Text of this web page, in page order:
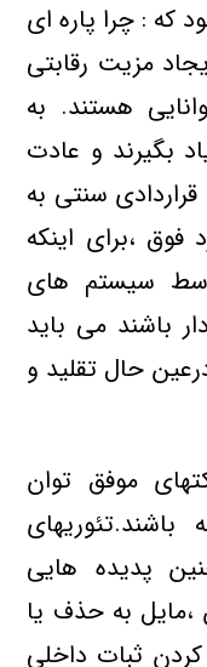
که : چرا پاره ای
مزیت رقابتی
هستند. به
بگیرند و عادت
سنتی به
فوق ،برای اینکه
سیستم های
باشند می باید
حال تقلید و
موفق توان
باشند.تئوریهای
پدیده هایی
،مایل به حذف یا
ثبات داخلی